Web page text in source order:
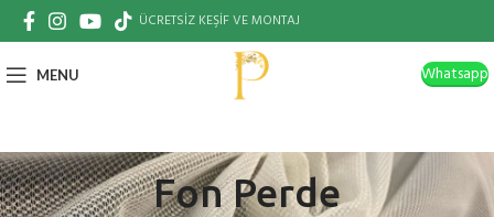
ÜCRETSİZ KEŞİF VE MONTAJ
MENU Whatsapp
Fon Perde